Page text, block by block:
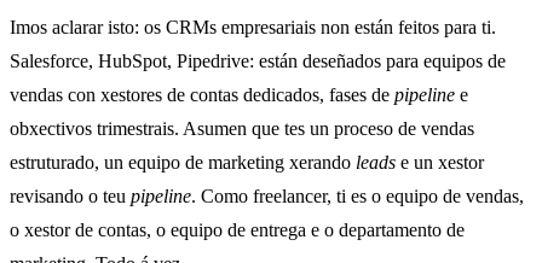
Imos aclarar isto: os CRMs empresariais non están feitos para ti.
Salesforce, HubSpot, Pipedrive: están deseñados para equipos de
vendas con xestores de contas dedicados, fases de pipeline e
obxectivos trimestrais. Asumen que tes un proceso de vendas
estruturado, un equipo de marketing xerando leads e un xestor
revisando o teu pipeline. Como freelancer, ti es o equipo de vendas,
o xestor de contas, o equipo de entrega e o departamento de